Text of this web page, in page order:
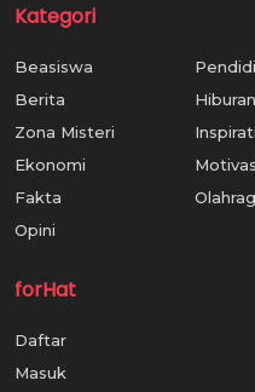
Kategori
Beasiswa
Berita
Zona Misteri
Ekonomi
Fakta
Opini
Hiburan
forHat
Daftar
Masuk